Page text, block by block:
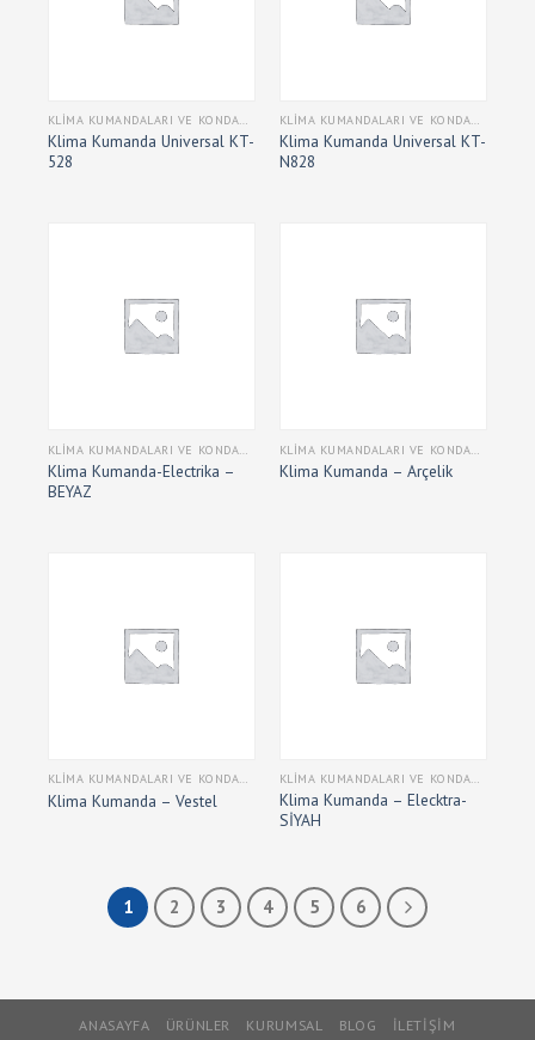
KLIMA KUMANDALARI VE KONDANSATÖRLERI
Klima Kumanda Universal KT-
528
KLIMA KUMANDALARI VE KONDANSATÖRLERI
Klima Kumanda Universal KT-
N828
KLIMA KUMANDALARI VE KONDANSATÖRLERI
Klima Kumanda-Electrika –
BEYAZ
KLIMA KUMANDALARI VE KONDANSATÖRLERI
Klima Kumanda – Arçelik
KLIMA KUMANDALARI VE KONDANSATÖRLERI
Klima Kumanda – Vestel
KLIMA KUMANDALARI VE KONDANSATÖRLERI
Klima Kumanda – Elecktra-
SİYAH
1 2 3 4 5 6
ANASAYFA ÜRÜNLER KURUMSAL BLOG İLETIŞIM